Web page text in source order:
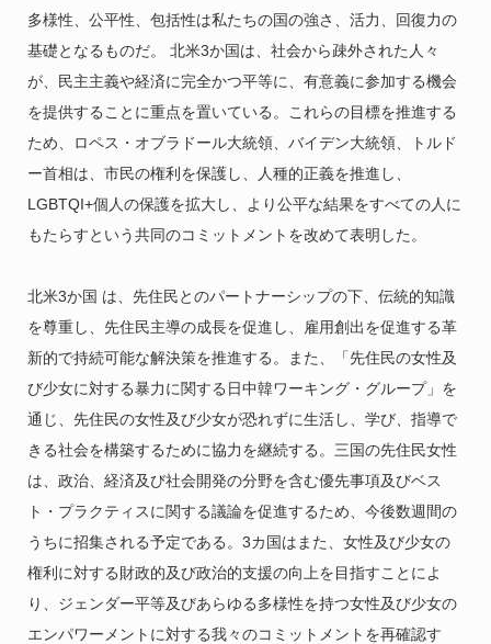
多様性、公平性、包括性は私たちの国の強さ、活力、回復力の
基礎となるものだ。 北米3か国は、社会から疎外された人々
が、民主主義や経済に完全かつ平等に、有意義に参加する機会
を提供することに重点を置いている。これらの目標を推進する
ため、ロペス・オブラドール大統領、バイデン大統領、トルド
ー首相は、市民の権利を保護し、人種的正義を推進し、
LGBTQI+個人の保護を拡大し、より公平な結果をすべての人に
もたらすという共同のコミットメントを改めて表明した。
北米3か国 は、先住民とのパートナーシップの下、伝統的知識
を尊重し、先住民主導の成長を促進し、雇用創出を促進する革
新的で持続可能な解決策を推進する。また、「先住民の女性及
び少女に対する暴力に関する日中韓ワーキング・グループ」を
通じ、先住民の女性及び少女が恐れずに生活し、学び、指導で
きる社会を構築するために協力を継続する。三国の先住民女性
は、政治、経済及び社会開発の分野を含む優先事項及びベス
ト・プラクティスに関する議論を促進するため、今後数週間の
うちに招集される予定である。3カ国はまた、女性及び少女の
権利に対する財政的及び政治的支援の向上を目指すことによ
り、ジェンダー平等及びあらゆる多様性を持つ女性及び少女の
エンパワーメントに対する我々のコミットメントを再確認す